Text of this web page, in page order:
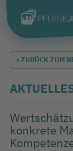
< ZURÜCK ZUM
konkrete